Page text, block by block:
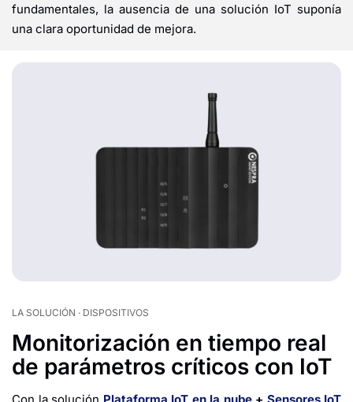
fundamentales, la ausencia de una solución IoT suponía
una clara oportunidad de mejora.
LA SOLUCIÓN · DISPOSITIVOS
Monitorización en tiempo real
de parámetros críticos con IoT